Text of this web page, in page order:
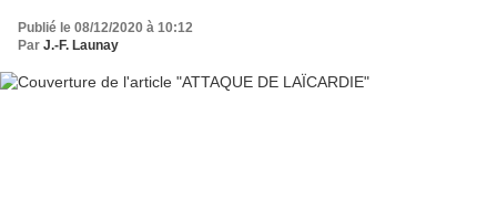
Publié le 08/12/2020 à 10:12
Par J.-F. Launay